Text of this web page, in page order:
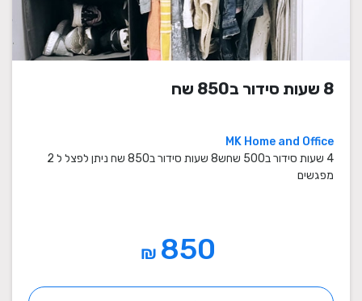
8 שעות סידור ב850 שח
MK Home and Office
4 שעות סידור ב500 שחש8 שעות סידור ב850 שח ניתן לפצל ל 2
מפגשים
₪